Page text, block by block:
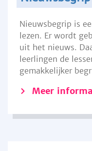
Nieuwsbegrip is
lezen. Er wordt
uit het nieuws.
leerlingen de
gemakkelijker
Meer